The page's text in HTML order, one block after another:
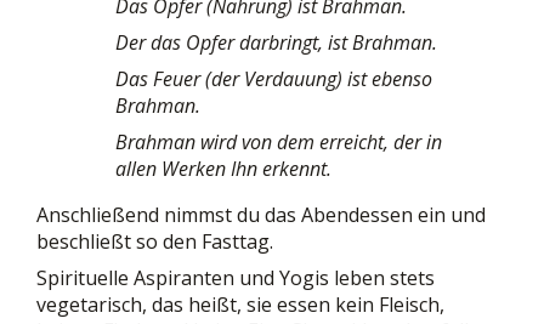
Das Opfer (Nahrung) ist Brahman.
Der das Opfer darbringt, ist Brahman.
Das Feuer (der Verdauung) ist ebenso
Brahman.
Brahman wird von dem erreicht, der in
allen Werken Ihn erkennt.
Anschließend nimmst du das Abendessen ein und
beschließt so den Fasttag.
Spirituelle Aspiranten und Yogis leben stets
vegetarisch, das heißt, sie essen kein Fleisch,